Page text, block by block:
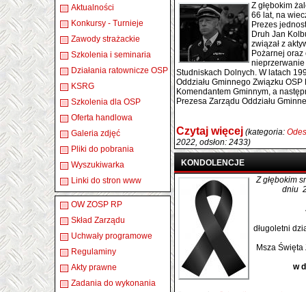
Aktualności
Konkursy - Turnieje
Zawody strażackie
Szkolenia i seminaria
Działania ratownicze OSP
KSRG
Szkolenia dla OSP
Oferta handlowa
Galeria zdjęć
Pliki do pobrania
Wyszukiwarka
Linki do stron www
OW ZOSP RP
Skład Zarządu
Uchwały programowe
Regulaminy
Akty prawne
Zadania do wykonania
Z głębokim
66 lat, na
Prezes
Druh Jan
związał z
Pożarnej oraz
nieprzerwanie
Studniskach Dolnych. W latach
Oddziału Gminnego Związku
Komendantem Gminnym, a
Prezesa Zarządu Oddziału
Czytaj więcej (kategoria:
2022, odsłon: 2433)
KONDOLENCJE
Z głębokim
dniu
długoletni
Msza
w